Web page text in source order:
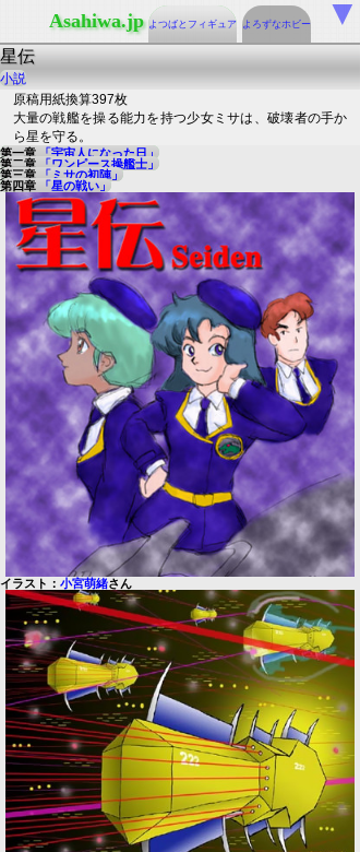
Asahiwa.jp よつばとフィギュア よろずなホビー
星伝
小説
原稿用紙換算397枚
大量の戦艦を操る能力を持つ少女ミサは、破壊者の手か
ら星を守る。
第一章
「宇宙人になった日」
第二章
「ワンピース操艦士」
第三章
「ミサの初陣」
第四章
「星の戦い」
イラスト： 小宮萌緒さん
▼